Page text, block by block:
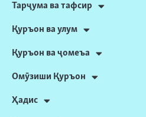
Тарҷума ва тафсир
Қуръон ва улум
Қуръон ва ҷомеъа
Омӯзиши Қуръон
Ҳадис